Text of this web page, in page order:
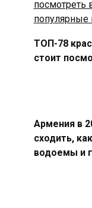
ТОП-78
стоит
Армения в
сходить,
водоемы и